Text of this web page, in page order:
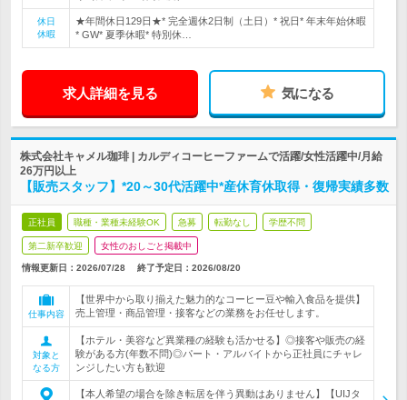
休日
休暇
★年間休日129日★* 完全週休2日制（土日）* 祝日* 年末年始休暇
* GW* 夏季休暇* 特別休…
求人詳細を見る 気になる
株式会社キャメル珈琲 | カルディコーヒーファームで活躍/女性活躍中/月給
26万円以上
【販売スタッフ】*20～30代活躍中*産休育休取得・復帰実績多数
正社員 職種・業種未経験OK 急募 転勤なし 学歴不問
第二新卒歓迎 女性のおしごと掲載中
情報更新日：2026/07/28 終了予定日： 2026/08/20
仕事内容
【世界中から取り揃えた魅力的なコーヒー豆や輸入食品を提供】
売上管理・商品管理・接客などの業務をお任せします。
対象と
なる方
【ホテル・美容など異業種の経験も活かせる】◎接客や販売の経
験がある方(年数不問)◎パート・アルバイトから正社員にチャレ
ンジしたい方も歓迎
【本人希望の場合を除き転居を伴う異動はありません】【UIJタ